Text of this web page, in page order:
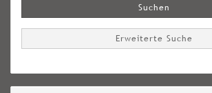
Suchen
Erweiterte Suche